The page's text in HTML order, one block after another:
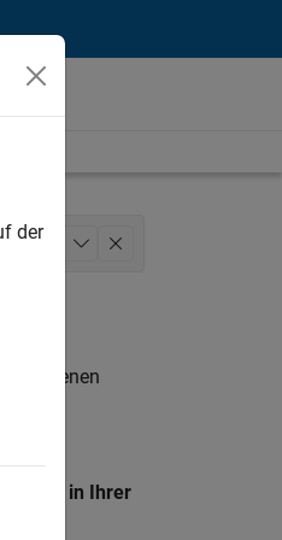
offenen
in Ihrer
der